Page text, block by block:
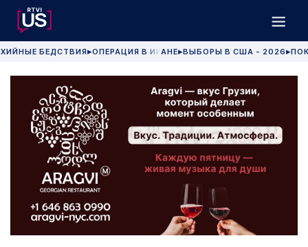
БЕДСТВИЯ▶ОПЕРАЦИЯ В ИРАНЕ▶ВЫБОРЫ В США - 2026 ▶